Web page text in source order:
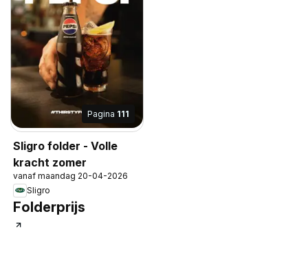
Pagina 111
Sligro folder - Volle
kracht zomer
vanaf maandag 20-04-2026
Sligro
Folderprijs